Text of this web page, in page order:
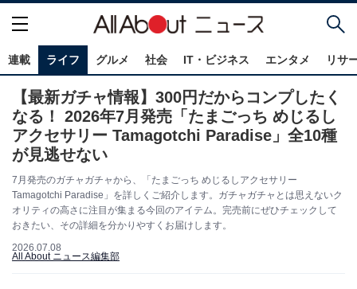
連載 ライフ グルメ 社会 IT・ビジネス エンタメ リサ
【最新ガチャ情報】300円だからコンプしたく
なる！ 2026年7月発売「たまごっち めじるし
アクセサリー Tamagotchi Paradise」全10種
が見逃せない
7月発売のガチャガチャから、「たまごっち めじるしアクセサリー
Tamagotchi Paradise」を詳しくご紹介します。ガチャガチャとは思えないク
オリティの高さに注目が集まる今回のアイテム。完売前にぜひチェックして
おきたい、その詳細を分かりやすくお届けします。
2026.07.08
All About ニュース編集部